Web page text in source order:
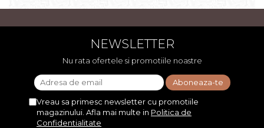
NEWSLETTER
Nu rata ofertele si promotiile noastre
Vreau sa primesc newsletter cu promotiile
magazinului. Afla mai multe in Politica de
Confidentialitate